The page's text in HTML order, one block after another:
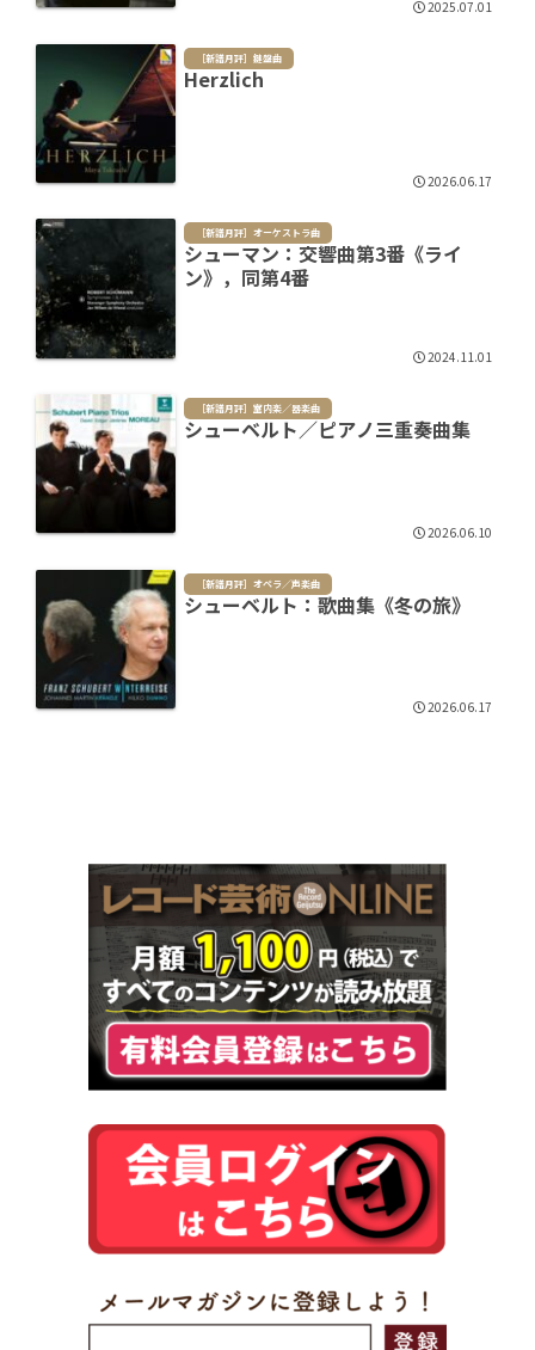
2025.07.01
［新譜月評］鍵盤曲
Herzlich
2026.06.17
［新譜月評］オーケストラ曲
シューマン：交響曲第3番《ライ
ン》，同第4番
2024.11.01
［新譜月評］室内楽／器楽曲
シューベルト／ピアノ三重奏曲集
2026.06.10
［新譜月評］オペラ／声楽曲
シューベルト：歌曲集《冬の旅》
2026.06.17